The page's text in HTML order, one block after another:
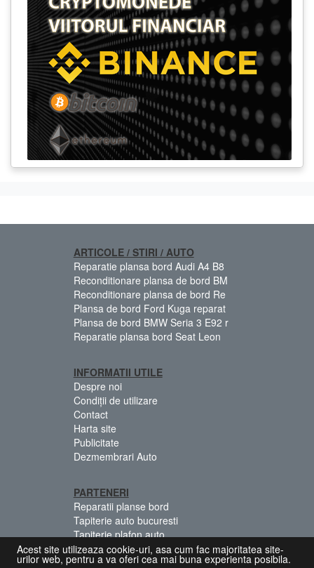
ARTICOLE / STIRI / AUTO
Reparatie plansa bord Audi A4 B8
Reconditionare plansa de bord BM
Reconditionare plansa de bord Re
Plansa de bord Ford Kuga reparat
Plansa de bord BMW Seria 3 E92 r
Reparatie plansa bord Seat Leon
INFORMATII UTILE
Despre noi
Condiții de utilizare
Contact
Harta site
Publicitate
Dezmembrari Auto
PARTENERI
Reparatii planse bord
Tapiterie auto bucuresti
Tapiterie plafon auto
Centuri siguranta colorate
Acest site utilizeaza cookie-uri, asa cum fac majoritatea site-
urilor web, pentru a va oferi cea mai buna experienta posibila.